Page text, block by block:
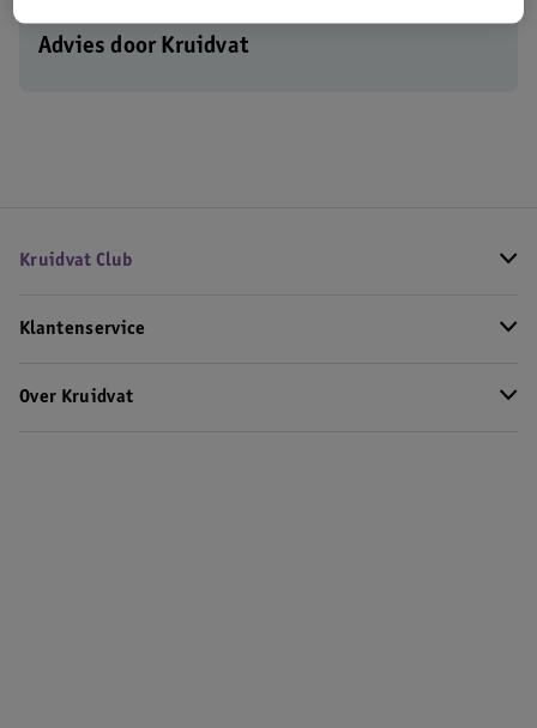
Advies door Kruidvat
Kruidvat Club
Klantenservice
Over Kruidvat